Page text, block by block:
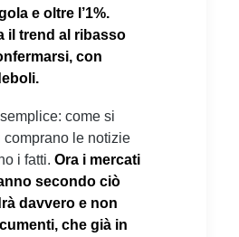
e oltre l’1%.
il trend al ribasso
con
semplice: come si
comprano le notizie
i fatti. Ora i mercati
secondo ciò
davvero e non
che già in